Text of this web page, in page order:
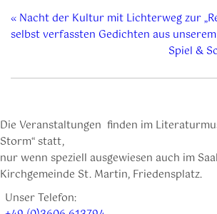
« Nacht der Kultur mit Lichterweg zur
selbst verfassten Gedichten aus
Spiel &
Die Veranstaltungen finden im
Storm“ statt,
nur wenn speziell ausgewiesen auch im
Kirchgemeinde St. Martin, Friedensplatz.
Unser Telefon: